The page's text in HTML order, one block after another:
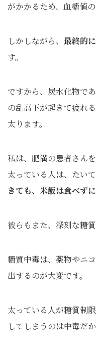
がかかるため、血糖値
しかしながら、 最終的
す。
ですから、炭水化物で
の乱高下が起きて疲れ
太ります。
私は、肥満の患者さん
太っている人は、たいて
きても、米飯は食べず
彼らもまた、深刻な糖質
糖質中毒は、薬物やニ
出するのが大変です。
太っている人が糖質制
してしまうのは中毒だか